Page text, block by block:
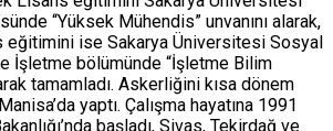
“Yüksek Mühendis” unvanını alarak,
eğitimini ise Sakarya Üniversitesi Sosyal
İşletme bölümünde “İşletme Bilim
tamamladı. Askerliğini kısa dönem
yaptı. Çalışma hayatına 1991
başladı, Sivas, Tekirdağ ve